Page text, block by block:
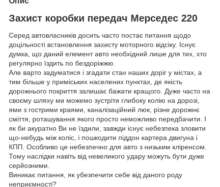
Захист коробки передач Мерседес 220
Серед автовласників досить часто постає питання щодо
доцільності встановлення захисту моторного відсіку. Існує
думка, що даний елемент авто необхідний лише для тих, хто
регулярно їздить по бездоріжжю.
Але варто задуматися і згадати стан наших доріг у містах, а
тим більше у приміських населених пунктах, де якість
дорожнього покриття залишає бажати кращого. Дуже часто на
своєму шляху ми можемо зустріти глибоку колію на дорозі,
ями з гострими краями, каналізаційний люк, різне дорожнє
сміття, роташування якого просто неможливо передбачити. І
як би акуратно Ви не їздили, завжди існує небезпека зловити
що-небудь між коліс, і пошкодити піддон картера двигуна і
КПП. Особливо це небезпечно для авто з низьким кліренсом.
Тому наслідки навіть від невеликого удару можуть бути дуже
серйозними.
Виникає питання, як убезпечити себе від даного роду
неприємності?